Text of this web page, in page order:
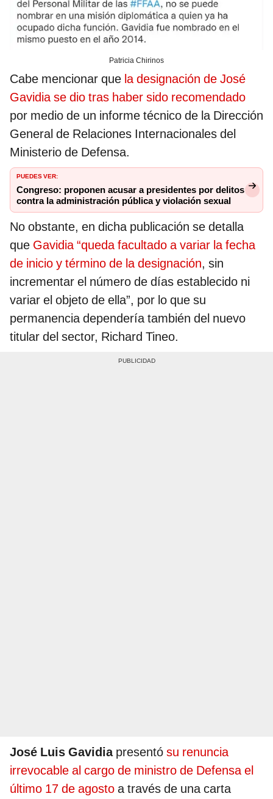
Patricia Chirinos
Cabe mencionar que la designación de José
Gavidia se dio tras haber sido recomendado
por medio de un informe técnico de la Dirección
General de Relaciones Internacionales del
Ministerio de Defensa.
PUEDES VER:
Congreso: proponen acusar a presidentes por delitos
contra la administración pública y violación sexual
No obstante, en dicha publicación se detalla
que Gavidia “queda facultado a variar la fecha
de inicio y término de la designación, sin
incrementar el número de días establecido ni
variar el objeto de ella”, por lo que su
permanencia dependería también del nuevo
titular del sector, Richard Tineo.
José Luis Gavidiapresentó su renuncia
irrevocable al cargo de ministro de Defensa el
último 17 de agosto a través de una carta